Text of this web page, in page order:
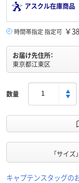
アスクル在庫商品
時間帯指定 指定可 ￥
お届け先住所：
東京都江東区
数量
「サイズ
キャプテンスタッグの